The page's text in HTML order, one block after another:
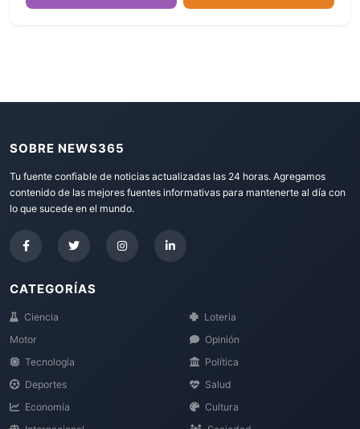
SOBRE NEWS365
Tu fuente confiable de noticias actualizadas las 24 horas. Agregamos
contenido de las mejores fuentes informativas para mantenerte al día con
lo que sucede en el mundo.
CATEGORÍAS
Ciencia
Motor
Tecnología
Deportes
Economía
Loteria
Opinión
Política
Salud
Cultura